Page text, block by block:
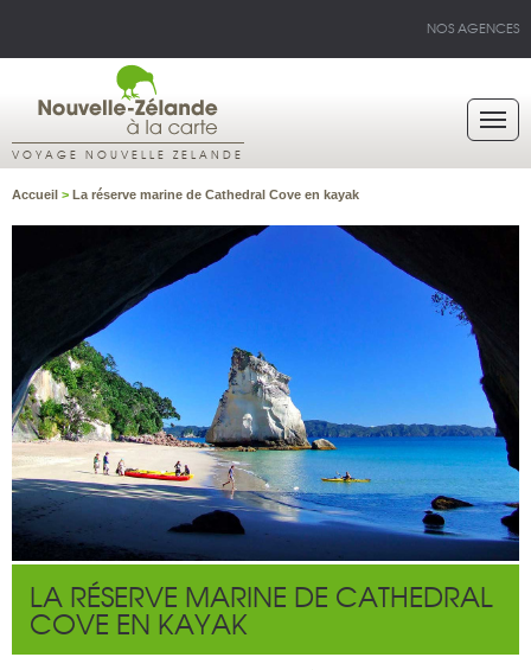
NOS AGENCES
VOYAGE NOUVELLE ZELANDE
Accueil > La réserve marine de Cathedral Cove en kayak
LA RÉSERVE MARINE DE CATHEDRAL
COVE EN KAYAK